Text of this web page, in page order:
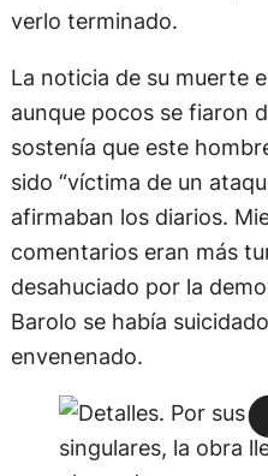
verlo terminado.
La noticia de su muerte
aunque pocos se fiaron
sostenía que este
sido “víctima de un
afirmaban los diarios.
comentarios eran más
desahuciado por la
Barolo se había
envenenado.